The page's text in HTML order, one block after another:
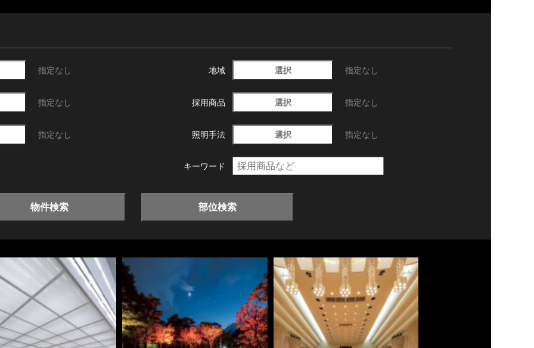
指定なし 地域 選択 指定なし
指定なし 採用商品 選択 指定なし
指定なし 照明手法 選択 指定なし
キーワード
物件検索 部位検索